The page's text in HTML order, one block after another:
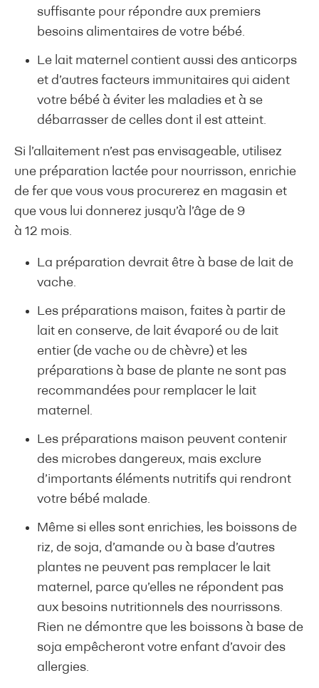
suffisante pour répondre aux premiers
besoins alimentaires de votre bébé.
Le lait maternel contient aussi des anticorps
et d’autres facteurs immunitaires qui aident
votre bébé à éviter les maladies et à se
débarrasser de celles dont il est atteint.
Si l’allaitement n’est pas envisageable, utilisez
une préparation lactée pour nourrisson, enrichie
de fer que vous vous procurerez en magasin et
que vous lui donnerez jusqu’à l’âge de 9
à 12 mois.
La préparation devrait être à base de lait de
vache.
Les préparations maison, faites à partir de
lait en conserve, de lait évaporé ou de lait
entier (de vache ou de chèvre) et les
préparations à base de plante ne sont pas
recommandées pour remplacer le lait
maternel.
Les préparations maison peuvent contenir
des microbes dangereux, mais exclure
d’importants éléments nutritifs qui rendront
votre bébé malade.
Même si elles sont enrichies, les boissons de
riz, de soja, d’amande ou à base d’autres
plantes ne peuvent pas remplacer le lait
maternel, parce qu’elles ne répondent pas
aux besoins nutritionnels des nourrissons.
Rien ne démontre que les boissons à base de
soja empêcheront votre enfant d’avoir des
allergies.